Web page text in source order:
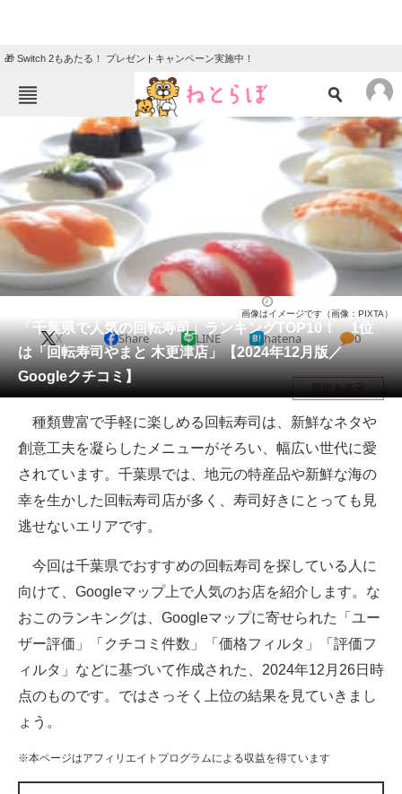
🎁 Switch 2もあたる！ プレゼントキャンペーン実施中！
ねとらぼメニュー
エンタメ
グルメ
住まい 教育・育児
動物 リサーチ
会員記事
メディア
注目記事を集めた総合ページ
ITの今と未来を見通す
スマホと通信の最新トレンド
好きが集まる 比べて選べる
ビジネスと働き方のヒント
企業ITのトレンドを詳説
ITエンジニア向け専門サイト
「千葉県で人気の回転寿司」ランキングTOP10！ 1位
は「回転寿司やまと 木更津店」【2024年12月版／
Googleクチコミ】
画像はイメージです（画像：PIXTA）
X Share LINE hatena 0
目次を表示
種類豊富で手軽に楽しめる回転寿司は、新鮮なネタや
創意工夫を凝らしたメニューがそろい、幅広い世代に愛
されています。千葉県では、地元の特産品や新鮮な海の
幸を生かした回転寿司店が多く、寿司好きにとっても見
逃せないエリアです。
今回は千葉県でおすすめの回転寿司を探している人に
向けて、Googleマップ上で人気のお店を紹介します。な
おこのランキングは、Googleマップに寄せられた「ユー
ザー評価」「クチコミ件数」「価格フィルタ」「評価フ
ィルタ」などに基づいて作成された、2024年12月26日時
点のものです。ではさっそく上位の結果を見ていきまし
ょう。
※本ページはアフィリエイトプログラムによる収益を得ています